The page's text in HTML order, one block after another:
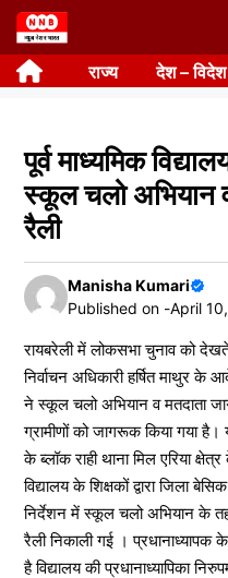
Skip
to
content राज्य देश – विदेश
पूर्व माध्यमिक
स्कूल चलो अभियान
रैली
Manisha Kumari
Published on -April
रायबरेली में लोकसभा चुनाव को देखते
निर्वाचन अधिकारी हर्षित माथुर
ने स्कूल चलो अभियान व मतदाता
ग्रामीणों को जागरूक किया गया
के ब्लॉक राही थाना मिल एरिया
विद्यालय के शिक्षकों द्वारा जिला
निर्देशन में स्कूल चलो अभियान के
रैली निकाली गई । प्रधानाध्यापक
है विद्यालय की प्रधानाध्यापिका